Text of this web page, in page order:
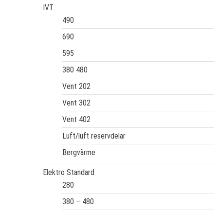
IVT
490
690
595
380 480
Vent 202
Vent 302
Vent 402
Luft/luft reservdelar
Bergvärme
Elektro Standard
280
380 – 480